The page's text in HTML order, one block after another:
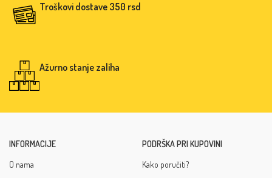
Troškovi dostave 350 rsd
Ažurno stanje zaliha
INFORMACIJE
O nama
PODRŠKA PRI KUPOVINI
Kako poručiti?